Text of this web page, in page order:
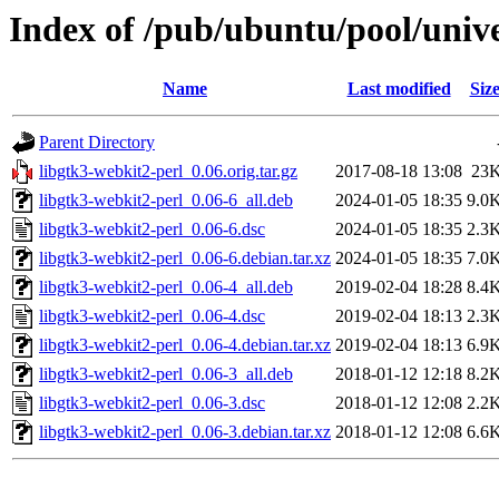
Index of /pub/ubuntu/pool/
Name Last modified Size
Parent Directory
libgtk3-webkit2-perl_0.06.orig.tar.gz
2017-08-18 13:08
libgtk3-webkit2-perl_0.06-6_all.deb
2024-01-05 18:35
libgtk3-webkit2-perl_0.06-6.dsc
2024-01-05 18:35
libgtk3-webkit2-perl_0.06-6.debian.tar.xz 2024-01-05 18:35
libgtk3-webkit2-perl_0.06-4_all.deb
2019-02-04 18:28
libgtk3-webkit2-perl_0.06-4.dsc
2019-02-04 18:13
libgtk3-webkit2-perl_0.06-4.debian.tar.xz 2019-02-04 18:13
libgtk3-webkit2-perl_0.06-3_all.deb
2018-01-12 12:18
libgtk3-webkit2-perl_0.06-3.dsc
2018-01-12 12:08
libgtk3-webkit2-perl_0.06-3.debian.tar.xz 2018-01-12 12:08